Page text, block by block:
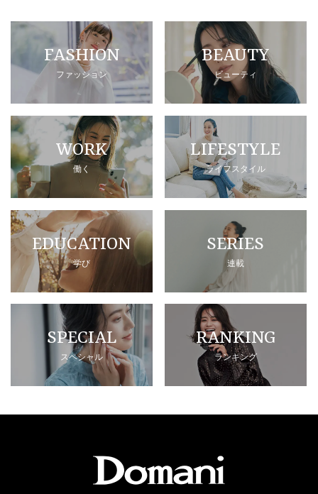
FASHION
ファッション
BEAUTY
ビューティ
WORK
働く
LIFESTYLE
ライフスタイル
EDUCATION
学び
SERIES
連載
SPECIAL
スペシャル
RANKING
ランキング